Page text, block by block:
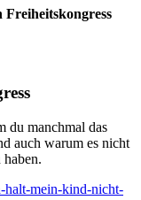
du manchmal das
auch warum es nicht
halt-mein-kind-nicht-